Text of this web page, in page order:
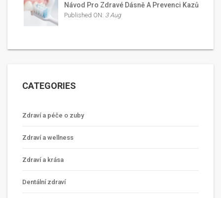
Návod Pro Zdravé Dásně A Prevenci Kazů
Published ON: 3 Aug
CATEGORIES
Zdraví a péče o zuby
Zdraví a wellness
Zdraví a krása
Dentální zdraví